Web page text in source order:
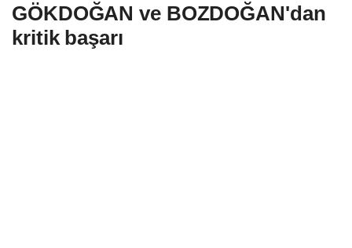
GÖKDOĞAN ve BOZDOĞAN'dan
kritik başarı